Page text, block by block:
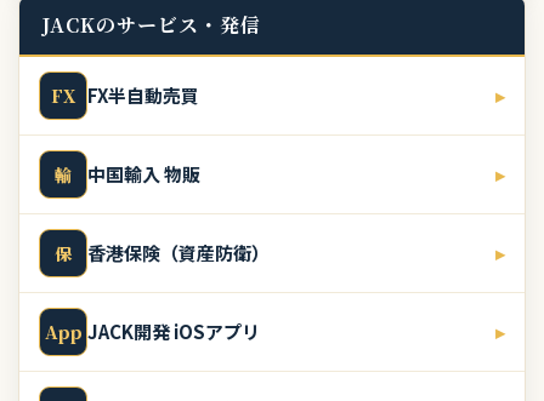
JACKのサービス・発信
FX FX半自動売買 ▸
輸 中国輸入 物販 ▸
保 香港保険（資産防衛） ▸
App JACK開発 iOSアプリ ▸